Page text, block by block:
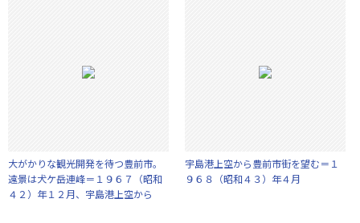
大がかりな観光開発を待つ豊前市。
遠景は犬ケ岳連峰＝１９６７（昭和
４２）年１２月、宇島港上空から
宇島港上空から豊前市街を望む＝１
９６８（昭和４３）年４月